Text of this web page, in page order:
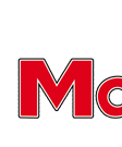
contenido